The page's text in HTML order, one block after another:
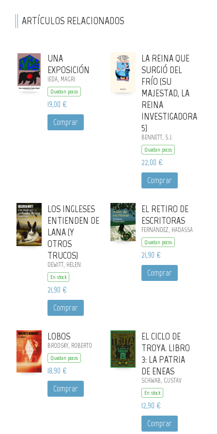
ARTÍCULOS RELACIONADOS
UNA
EXPOSICIÓN
IEDA, MAGRI
Quedan pocos
19,00 €
Comprar
LA REINA QUE
SURGIÓ DEL
FRÍO (SU
MAJESTAD, LA
REINA
INVESTIGADORA
5)
BENNETT, S.J.
Quedan pocos
22,00 €
Comprar
LOS INGLESES
ENTIENDEN DE
LANA (Y
OTROS
TRUCOS)
DEWITT, HELEN
En stock
21,90 €
Comprar
EL RETIRO DE
ESCRITORAS
FERNÁNDEZ, HADASSA
Quedan pocos
21,90 €
Comprar
LOBOS
BRODSKY, ROBERTO
Quedan pocos
18,90 €
Comprar
EL CICLO DE
TROYA. LIBRO
3: LA PATRIA
DE ENEAS
SCHWAB, GUSTAV
En stock
12,90 €
Comprar